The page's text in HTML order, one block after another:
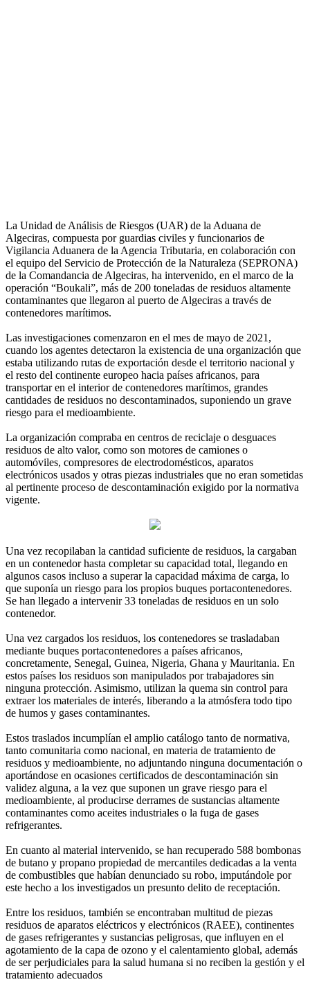
La Unidad de Análisis de Riesgos (UAR) de la Aduana de
Algeciras, compuesta por guardias civiles y funcionarios de
Vigilancia Aduanera de la Agencia Tributaria, en colaboración con
el equipo del Servicio de Protección de la Naturaleza (SEPRONA)
de la Comandancia de Algeciras, ha intervenido, en el marco de la
operación “Boukali”, más de 200 toneladas de residuos altamente
contaminantes que llegaron al puerto de Algeciras a través de
contenedores marítimos.
Las investigaciones comenzaron en el mes de mayo de 2021,
cuando los agentes detectaron la existencia de una organización que
estaba utilizando rutas de exportación desde el territorio nacional y
el resto del continente europeo hacia países africanos, para
transportar en el interior de contenedores marítimos, grandes
cantidades de residuos no descontaminados, suponiendo un grave
riesgo para el medioambiente.
La organización compraba en centros de reciclaje o desguaces
residuos de alto valor, como son motores de camiones o
automóviles, compresores de electrodomésticos, aparatos
electrónicos usados y otras piezas industriales que no eran sometidas
al pertinente proceso de descontaminación exigido por la normativa
vigente.
Una vez recopilaban la cantidad suficiente de residuos, la cargaban
en un contenedor hasta completar su capacidad total, llegando en
algunos casos incluso a superar la capacidad máxima de carga, lo
que suponía un riesgo para los propios buques portacontenedores.
Se han llegado a intervenir 33 toneladas de residuos en un solo
contenedor.
Una vez cargados los residuos, los contenedores se trasladaban
mediante buques portacontenedores a países africanos,
concretamente, Senegal, Guinea, Nigeria, Ghana y Mauritania. En
estos países los residuos son manipulados por trabajadores sin
ninguna protección. Asimismo, utilizan la quema sin control para
extraer los materiales de interés, liberando a la atmósfera todo tipo
de humos y gases contaminantes.
Estos traslados incumplían el amplio catálogo tanto de normativa,
tanto comunitaria como nacional, en materia de tratamiento de
residuos y medioambiente, no adjuntando ninguna documentación o
aportándose en ocasiones certificados de descontaminación sin
validez alguna, a la vez que suponen un grave riesgo para el
medioambiente, al producirse derrames de sustancias altamente
contaminantes como aceites industriales o la fuga de gases
refrigerantes.
En cuanto al material intervenido, se han recuperado 588 bombonas
de butano y propano propiedad de mercantiles dedicadas a la venta
de combustibles que habían denunciado su robo, imputándole por
este hecho a los investigados un presunto delito de receptación.
Entre los residuos, también se encontraban multitud de piezas
residuos de aparatos eléctricos y electrónicos (RAEE), continentes
de gases refrigerantes y sustancias peligrosas, que influyen en el
agotamiento de la capa de ozono y el calentamiento global, además
de ser perjudiciales para la salud humana si no reciben la gestión y el
tratamiento adecuados